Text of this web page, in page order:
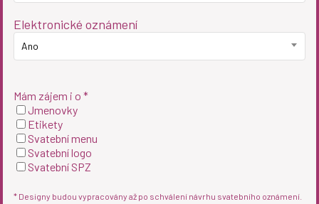
Elektronické oznámení
Ano
Mám zájem i o *
Jmenovky
Etikety
Svatební menu
Svatební logo
Svatební SPZ
* Designy budou vypracovány až po schválení návrhu svatebního oznámení.